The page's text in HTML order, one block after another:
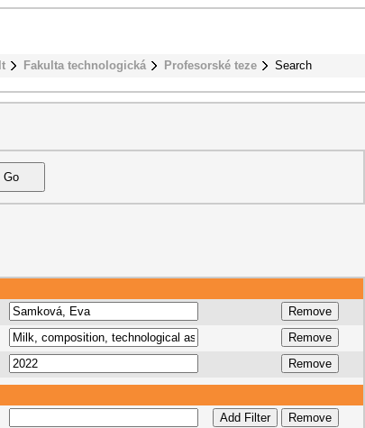
Fakulta technologická Profesorské teze Search